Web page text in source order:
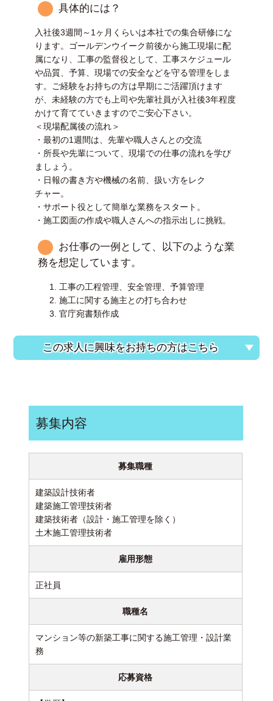
具体的には？
入社後3週間～1ヶ月くらいは本社での集合研修にな
ります。ゴールデンウイーク前後から施工現場に配
属になり、工事の監督役として、工事スケジュール
や品質、予算、現場での安全などを守る管理をしま
す。ご経験をお持ちの方は早期にご活躍頂けます
が、未経験の方でも上司や先輩社員が入社後3年程度
かけて育てていきますのでご安心下さい。
＜現場配属後の流れ＞
・最初の1週間は、先輩や職人さんとの交流
・所長や先輩について、現場での仕事の流れを学び
ましょう。
・日報の書き方や機械の名前、扱い方をレク
チャー。
・サポート役として簡単な業務をスタート。
・施工図面の作成や職人さんへの指示出しに挑戦。
お仕事の一例として、以下のような業
務を想定しています。
工事の工程管理、安全管理、予算管理
施工に関する施主との打ち合わせ
官庁宛書類作成
この求人に興味をお持ちの方はこちら
募集内容
募集職種
建築設計技術者
建築施工管理技術者
建築技術者（設計・施工管理を除く）
土木施工管理技術者
雇用形態
正社員
職種名
マンション等の新築工事に関する施工管理・設計業
務
応募資格